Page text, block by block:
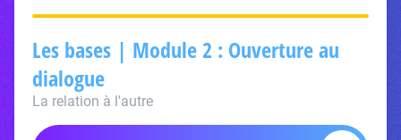
Les bases | Module 2 : Ouverture au
dialogue
La relation à l'autre